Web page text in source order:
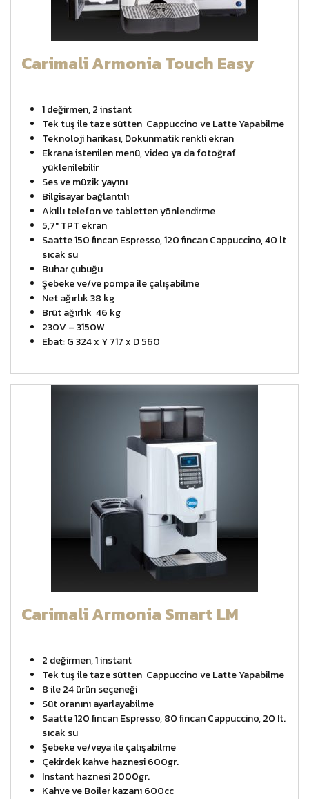
Carimali Armonia Touch Easy
1 değirmen, 2 instant
Tek tuş ile taze sütten Cappuccino ve Latte Yapabilme
Teknoloji harikası, Dokunmatik renkli ekran
Ekrana istenilen menü, video ya da fotoğraf
yüklenilebilir
Ses ve müzik yayını
Bilgisayar bağlantılı
Akıllı telefon ve tabletten yönlendirme
5,7″ TPT ekran
Saatte 150 fincan Espresso, 120 fincan Cappuccino, 40 lt
sıcak su
Buhar çubuğu
Şebeke ve/ve pompa ile çalışabilme
Net ağırlık 38 kg
Brüt ağırlık 46 kg
230V – 3150W
Ebat: G 324 x Y 717 x D 560
Carimali Armonia Smart LM
2 değirmen, 1 instant
Tek tuş ile taze sütten Cappuccino ve Latte Yapabilme
8 ile 24 ürün seçeneği
Süt oranını ayarlayabilme
Saatte 120 fincan Espresso, 80 fincan Cappuccino, 20 It.
sıcak su
Şebeke ve/veya ile çalışabilme
Çekirdek kahve haznesi 600gr.
Instant haznesi 2000gr.
Kahve ve Boiler kazanı 600cc